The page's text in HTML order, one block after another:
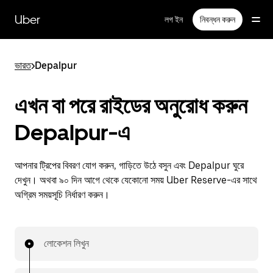
প্রধান
বিষয়সূচিতে
Uber লগ ইন নিবন্ধন করুন
ভারত>Depalpur
এখন বা পরে রাইডের অনুরোধ করুন
Depalpur-এ
আপনার ট্রিপের বিবরণ যোগ করুন, গাড়িতে উঠে বসুন এবং Depalpur ঘুরে
দেখুন। অথবা ৯০ দিন আগে থেকে যেকোনো সময় Uber Reserve-এর সাথে
অগ্রিম সময়সূচি নির্ধারণ করুন।
লোকেশন লিখুন